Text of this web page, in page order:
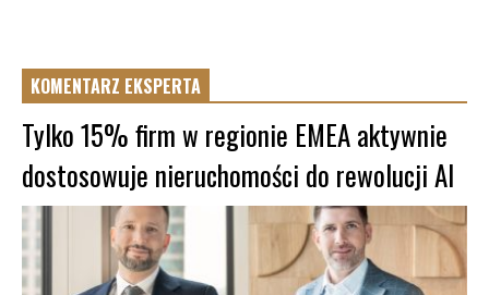
KOMENTARZ EKSPERTA
Tylko 15% firm w regionie EMEA aktywnie
dostosowuje nieruchomości do rewolucji AI